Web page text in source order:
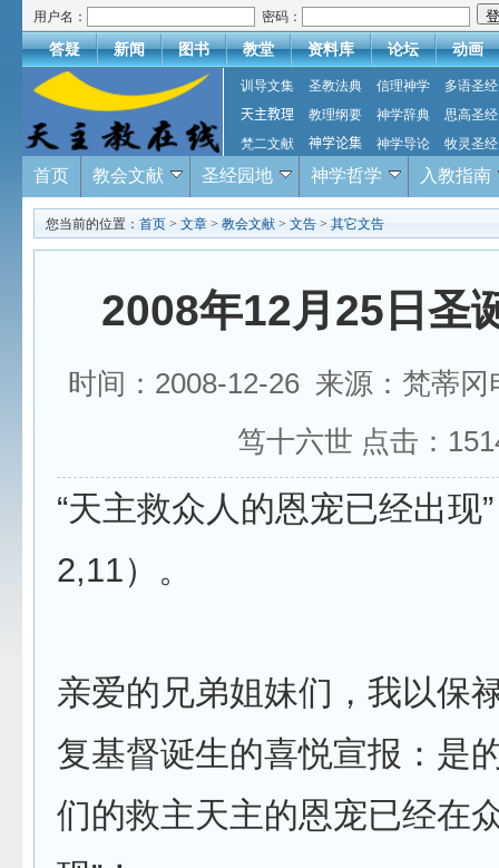
用户名： 密码：
答疑 新闻 图书 教堂 资料库 论坛 动画
训导文集 圣教法典 信理神学
多语圣经
天主教理
教理纲要 神学辞典
思高圣经
梵二文献
神学论集 神学导论 牧灵圣经
首页 教会文献 圣经园地 神学哲学 入教指南
您当前的位置： 首页 > 文章 > 教会文献 > 文告 > 其它文告
2008年12月25日圣
时间：2008-12-26 来源：梵蒂
笃十六世 点击：
“天主救众人的恩宠已经出现
2,11）。
亲爱的兄弟姐妹们，我以保
复基督诞生的喜悦宣报：是
们的救主天主的恩宠已经在